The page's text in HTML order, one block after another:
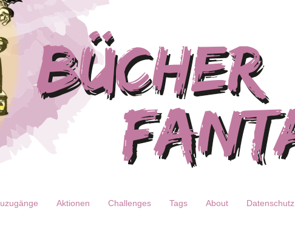
Aktionen Challenges Tags About Datenschutz